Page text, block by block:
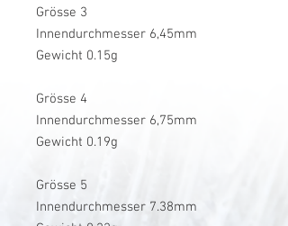
Grösse 3
Innendurchmesser 6,45mm
Gewicht 0.15g
Grösse 4
Innendurchmesser 6,75mm
Gewicht 0.19g
Grösse 5
Innendurchmesser 7.38mm